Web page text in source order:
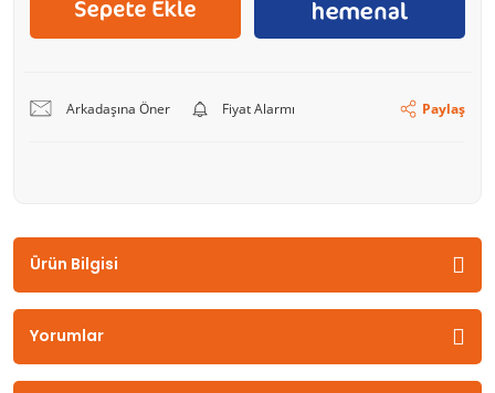
Arkadaşına Öner Fiyat Alarmı Paylaş
Ürün Bilgisi
Yorumlar